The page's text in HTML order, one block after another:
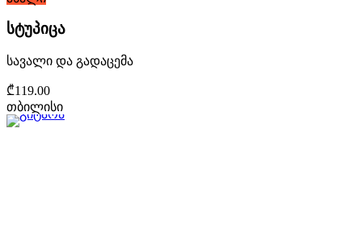
სტუპიცა
სავალი და გადაცემა
₾119.00
თბილისი